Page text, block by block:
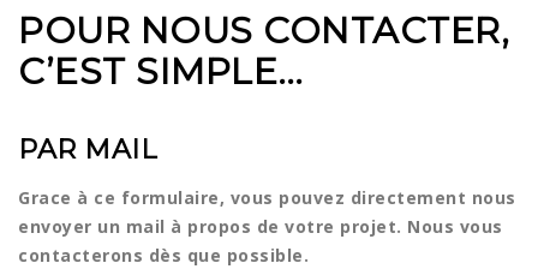
POUR NOUS CONTACTER,
C’EST SIMPLE…
PAR MAIL
Grace à ce formulaire, vous pouvez directement nous
envoyer un mail à propos de votre projet. Nous vous
contacterons dès que possible.